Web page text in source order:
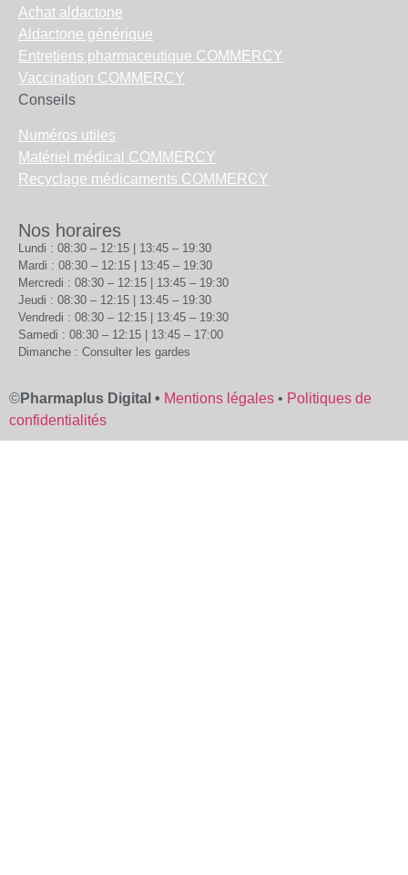
Achat aldactone
Aldactone générique
Entretiens pharmaceutique COMMERCY
Vaccination COMMERCY
Conseils
Numéros utiles
Matériel médical COMMERCY
Recyclage médicaments COMMERCY
Nos horaires
Lundi : 08:30 – 12:15 | 13:45 – 19:30
Mardi : 08:30 – 12:15 | 13:45 – 19:30
Mercredi : 08:30 – 12:15 | 13:45 – 19:30
Jeudi : 08:30 – 12:15 | 13:45 – 19:30
Vendredi : 08:30 – 12:15 | 13:45 – 19:30
Samedi : 08:30 – 12:15 | 13:45 – 17:00
Dimanche : Consulter les gardes
©Pharmaplus Digital • Mentions légales • Politiques de
confidentialités